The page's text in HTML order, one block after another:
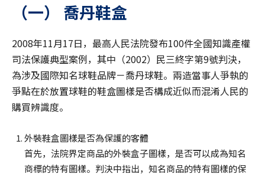
（一） 喬丹鞋盒
2008年11月17日，最高人民法院發布100件全國知識產權
司法保護典型案例，其中（2002）民三終字第9號判決，
為涉及國際知名球鞋品牌－喬丹球鞋。兩造當事人爭執的
爭點在於放置球鞋的鞋盒圖樣是否構成近似而混淆人民的
購買辨識度。
外裝鞋盒圖樣是否為保護的客體
首先，法院界定商品的外裝盒子圖樣，是否可以成為知名
商標的特有圖樣。判決中指出，知名商品的特有圖樣的保